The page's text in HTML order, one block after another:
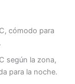
cómodo para
según la zona,
para la noche.